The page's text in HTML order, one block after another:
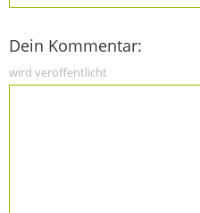
Dein Kommentar:
wird veröffentlicht